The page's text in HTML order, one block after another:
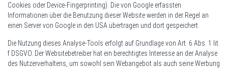
Cookies oder Device-Fingerprinting). Die von Google erfassten
Informationen über die Benutzung dieser Website werden in der Regel an
einen Server von Google in den USA übertragen und dort gespeichert.
Die Nutzung dieses Analyse-Tools erfolgt auf Grundlage von Art. 6 Abs. 1 lit.
f DSGVO. Der Websitebetreiber hat ein berechtigtes Interesse an der Analyse
des Nutzerverhaltens, um sowohl sein Webangebot als auch seine Werbung